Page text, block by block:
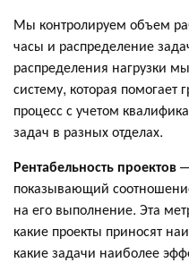
Мы контролируем объем
часы и распределение
распределения нагрузки
систему, которая помогает
процесс с учетом
задач в разных отделах.
Рентабельность проектов
показывающий
на его выполнение. Эта
какие проекты приносят
какие задачи наиболее